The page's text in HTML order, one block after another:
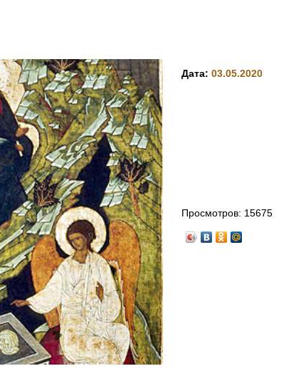
Дата:03.05.2020
Просмотров: 15675